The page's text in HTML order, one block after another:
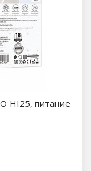
HI25, питание